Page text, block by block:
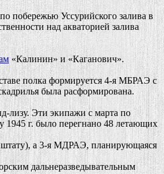
побережью Уссурийского залива в
над акваторией залива
«Калинин» и «Каганович».
полка формируется 4-я МБРАЭ с
была расформирована.
лизу. Эти экипажи с марта по
1945 г. было перегнано 48 летающих
а 3-я МДРАЭ, планирующаяся
дальнеразведывательным